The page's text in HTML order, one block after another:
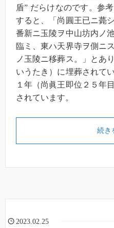
盾” だらけなのです。参
すると、「尚圓王已ニ薨
番新ニ玉陵ヲ中山坊内ノ
臨ミ、東ハ天界寺ヲ側ニ
ノ玉陵ニ移葬ス。」とあ
いうたき）に埋葬されて
１年（尚眞王即位２５年
されています。
続き
2023.02.25